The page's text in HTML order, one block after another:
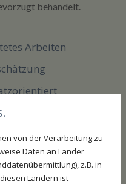
behandelt.
Arbeiten
Fußpflegerin /
von der Verarbeitung zu
Daten an Länder
z.B. in
Ländern ist